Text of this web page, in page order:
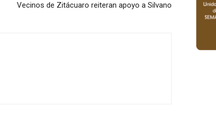
Vecinos de Zitácuaro reiteran apoyo a Silvano